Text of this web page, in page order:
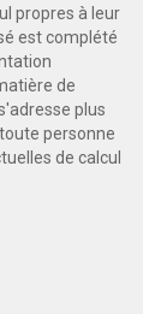
propres à leur
est complété
de
plus
personne
de calcul